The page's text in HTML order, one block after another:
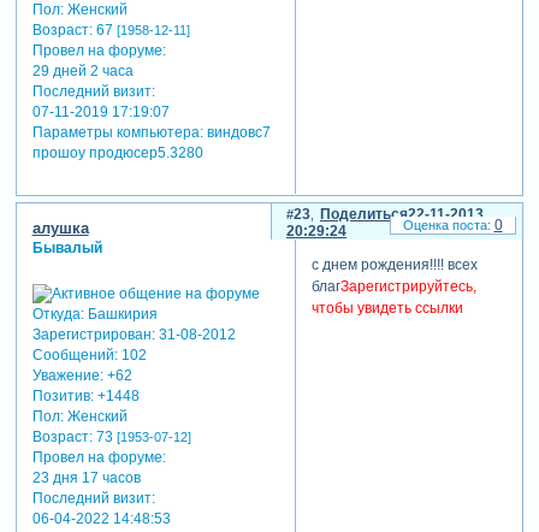
Пол:Женский
Возраст:67 [1958-12-11]
Провел на форуме:
29 дней 2 часа
Последний визит:
07-11-2019 17:19:07
Параметры компьютера:виндовс7
прошоу продюсер5.3280
Поделиться
23
22-11-2013
20:29:24
алушка
Бывалый
Откуда:Башкирия
Зарегистрирован: 31-08-2012
Сообщений:102
Уважение: +62
Позитив: +1448
Пол:Женский
Возраст:73 [1953-07-12]
Провел на форуме:
23 дня 17 часов
Последний визит:
06-04-2022 14:48:53
с днем рождения!!!! всех
благЗарегистрируйтесь,
чтобы увидеть ссылки
0